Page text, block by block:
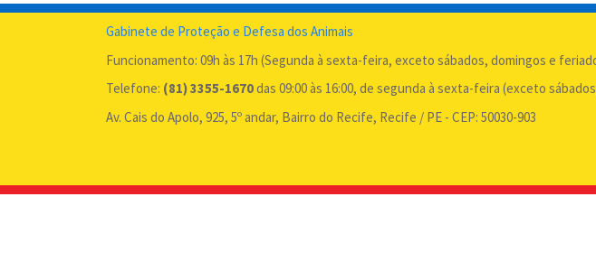
Gabinete de Proteção e Defesa dos Animais
Funcionamento: 09h às 17h (Segunda à sexta-feira, exceto sábados, domingos e
Telefone: (81) 3355-1670das 09:00 às 16:00, de segunda à sexta-feira (exceto
Av. Cais do Apolo, 925, 5º andar, Bairro do Recife, Recife / PE - CEP: 50030-903